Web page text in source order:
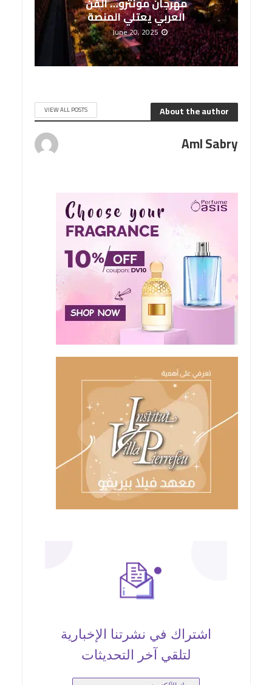
العربي يعتلي المنصة
June 20, 2025
About the author
VIEW ALL POSTS
Aml Sabry
اشتراك في نشرتنا الإخبارية
لتلقي آخر التحديثات